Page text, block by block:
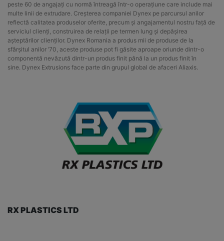
peste 60 de angajați cu normă întreagă într-o operațiune care include mai
multe linii de extrudare. Creșterea companiei Dynex pe parcursul anilor
reflectă calitatea produselor oferite, precum și angajamentul nostru față de
serviciul clienți, construirea de relații pe termen lung și depășirea
așteptărilor clienților. Dynex Romania a produs mii de produse de la
sfârșitul anilor ’70, aceste produse pot fi găsite aproape oriunde dintr-o
componentă nevăzută dintr-un produs finit până la un produs finit în
sine. Dynex Extrusions face parte din grupul global de afaceri Aliaxis.
RX PLASTICS LTD